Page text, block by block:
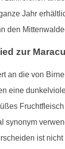
Jahr
den
zur
an die von
eine
synonym
ist